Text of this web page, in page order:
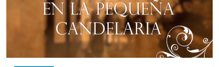
Grancolombiano